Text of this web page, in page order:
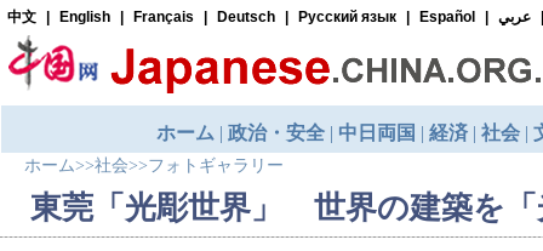
ホーム>>社会>>フォトギャラリー
東莞「光彫世界」 世界の建築を「